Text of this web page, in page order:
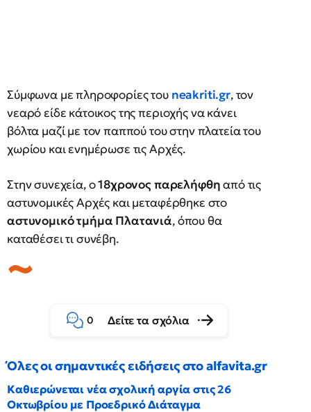
Σύμφωνα με πληροφορίες του neakriti.gr, τον
νεαρό είδε κάτοικος της περιοχής να κάνει
βόλτα μαζί με τον παππού του στην πλατεία του
χωρίου και ενημέρωσε τις Αρχές.
Στην συνεχεία, ο18χρονος παρελήφθηαπό τις
αστυνομικές Αρχές και μεταφέρθηκε στο
αστυνομικό τμήμα Πλατανιά, όπου θα
καταθέσει τι συνέβη.
0 Δείτε τα σχόλια
Όλες οι σημαντικές ειδήσεις στο alfavita.gr
Καθιερώνεται νέα σχολική αργία στις 26
Οκτωβρίου με Προεδρικό Διάταγμα